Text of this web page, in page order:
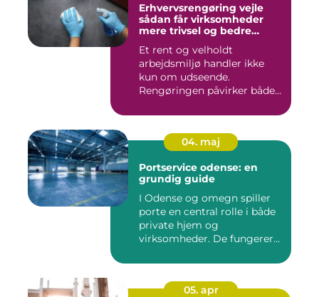
Erhvervsrengøring vejle
sådan får virksomheder
mere trivsel og bedre
Et rent og velholdt
arbejdsmiljø handler ikke
kun om udseende.
Rengøringen påvirker både
04. maj
Portservice odense: en
grundig guide
I Odense og omegn spiller
porte en central rolle i både
private hjem og
virksomheder. De fungerer
05. apr